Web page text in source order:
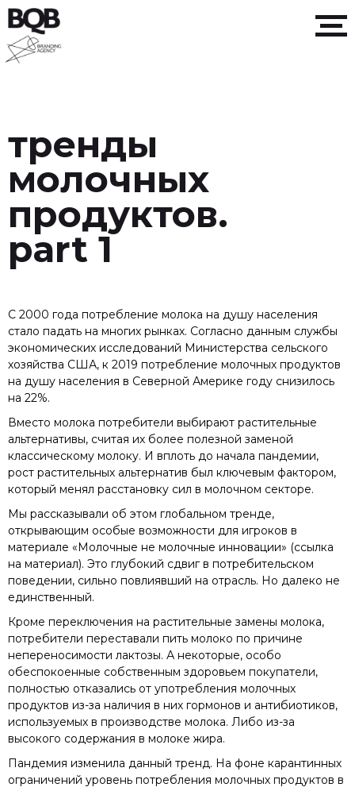
тренды
молочных
продуктов.
part 1
C 2000 года потребление молока на душу населения
стало падать на многих рынках. Согласно данным службы
экономических исследований Министерства сельского
хозяйства США, к 2019 потребление молочных продуктов
на душу населения в Северной Америке году снизилось
на 22%.
Вместо молока потребители выбирают растительные
альтернативы, считая их более полезной заменой
классическому молоку. И вплоть до начала пандемии,
рост растительных альтернатив был ключевым фактором,
который менял расстановку сил в молочном секторе.
Мы рассказывали об этом глобальном тренде,
открывающим особые возможности для игроков в
материале «Молочные не молочные инновации» (ссылка
на материал). Это глубокий сдвиг в потребительском
поведении, сильно повлиявший на отрасль. Но далеко не
единственный.
Кроме переключения на растительные замены молока,
потребители переставали пить молоко по причине
непереносимости лактозы. А некоторые, особо
обеспокоенные собственным здоровьем покупатели,
полностью отказались от употребления молочных
продуктов из-за наличия в них гормонов и антибиотиков,
используемых в производстве молока. Либо из-за
высокого содержания в молоке жира.
Пандемия изменила данный тренд. На фоне карантинных
ограничений уровень потребления молочных продуктов в